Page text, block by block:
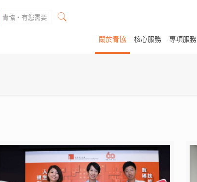
關於青協 核心服務 專項服務